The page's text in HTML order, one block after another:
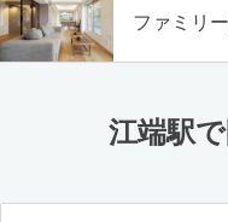
ファミリ
江端駅